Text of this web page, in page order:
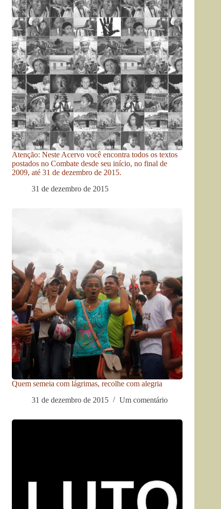
Atenção: Neste Acervo você encontra todos os textos
postados no Combate desde seu início, no final de
2009, até 31 de dezembro de 2015.
31 de dezembro de 2015
Quem semeia com lágrimas, recolhe com alegria
31 de dezembro de 2015
Um comentário